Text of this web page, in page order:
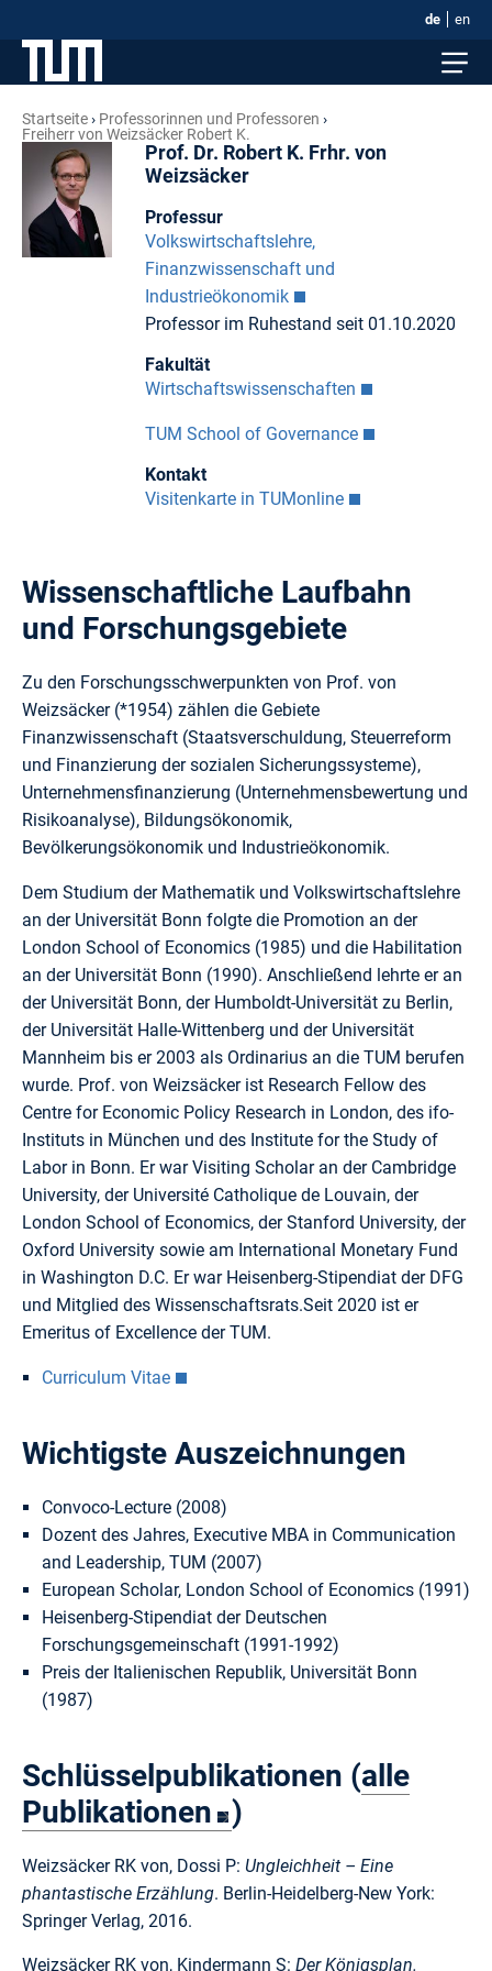
de en
Startseite
Professorinnen und Professoren
Freiherr von Weizsäcker Robert K.
Prof. Dr. Robert K. Frhr. von
Weizsäcker
Professur
Volkswirtschaftslehre,
Finanzwissenschaft und
Industrieökonomik
Professor im Ruhestand seit 01.10.2020
Fakultät
Wirtschaftswissenschaften
TUM School of Governance
Kontakt
Visitenkarte in TUMonline
Wissenschaftliche Laufbahn
und Forschungsgebiete
Zu den Forschungsschwerpunkten von Prof. von
Weizsäcker (*1954) zählen die Gebiete
Finanzwissenschaft (Staatsverschuldung, Steuerreform
und Finanzierung der sozialen Sicherungssysteme),
Unternehmensfinanzierung (Unternehmensbewertung und
Risikoanalyse), Bildungsökonomik,
Bevölkerungsökonomik und Industrieökonomik.
Dem Studium der Mathematik und Volkswirtschaftslehre
an der Universität Bonn folgte die Promotion an der
London School of Economics (1985) und die Habilitation
an der Universität Bonn (1990). Anschließend lehrte er an
der Universität Bonn, der Humboldt-Universität zu Berlin,
der Universität Halle-Wittenberg und der Universität
Mannheim bis er 2003 als Ordinarius an die TUM berufen
wurde. Prof. von Weizsäcker ist Research Fellow des
Centre for Economic Policy Research in London, des ifo-
Instituts in München und des Institute for the Study of
Labor in Bonn. Er war Visiting Scholar an der Cambridge
University, der Université Catholique de Louvain, der
London School of Economics, der Stanford University, der
Oxford University sowie am International Monetary Fund
in Washington D.C. Er war Heisenberg-Stipendiat der DFG
und Mitglied des Wissenschaftsrats.Seit 2020 ist er
Emeritus of Excellence der TUM.
Curriculum Vitae
Wichtigste Auszeichnungen
Convoco-Lecture (2008)
Dozent des Jahres, Executive MBA in Communication
and Leadership, TUM (2007)
European Scholar, London School of Economics (1991)
Heisenberg-Stipendiat der Deutschen
Forschungsgemeinschaft (1991-1992)
Preis der Italienischen Republik, Universität Bonn
(1987)
Schlüsselpublikationen (alle
Publikationen )
Weizsäcker RK von, Dossi P: Ungleichheit – Eine
phantastische Erzählung. Berlin-Heidelberg-New York:
Springer Verlag, 2016.
Weizsäcker RK von, Kindermann S: Der Königsplan.